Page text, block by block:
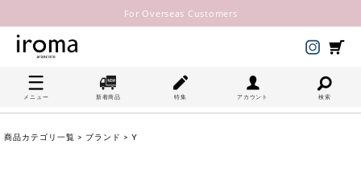
For Overseas Customers
メニュー 新着商品 特集 アカウント 検索
商品カテゴリ一覧 > ブランド > Y